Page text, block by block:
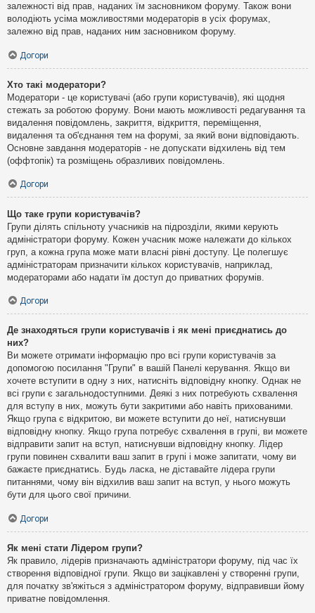
залежності від прав, наданих їм засновником форуму. Також вони
володіють усіма можливостями модераторів в усіх форумах,
залежно від прав, наданих ним засновником форуму.
Догори
Хто такі модератори?
Модератори - це користувачі (або групи користувачів), які щодня
стежать за роботою форуму. Вони мають можливості редагування та
видалення повідомлень, закриття, відкриття, переміщення,
видалення та об'єднання тем на форумі, за який вони відповідають.
Основне завдання модераторів - не допускати відхилень від тем
(оффтопік) та розміщень образливих повідомлень.
Догори
Що таке групи користувачів?
Групи ділять спільноту учасників на підрозділи, якими керують
адміністратори форуму. Кожен учасник може належати до кількох
груп, а кожна група може мати власні рівні доступу. Це полегшує
адміністраторам призначити кількох користувачів, наприклад,
модераторами або надати їм доступ до приватних форумів.
Догори
Де знаходяться групи користувачів і як мені приєднатись до
них?
Ви можете отримати інформацію про всі групи користувачів за
допомогою посилання "Групи" в вашій Панелі керування. Якщо ви
хочете вступити в одну з них, натисніть відповідну кнопку. Однак не
всі групи є загальнодоступними. Деякі з них потребують схвалення
для вступу в них, можуть бути закритими або навіть прихованими.
Якщо група є відкритою, ви можете вступити до неї, натиснувши
відповідну кнопку. Якщо група потребує схвалення в групі, ви можете
відправити запит на вступ, натиснувши відповідну кнопку. Лідер
групи повинен схвалити ваш запит в групі і може запитати, чому ви
бажаєте приєднатись. Будь ласка, не діставайте лідера групи
питаннями, чому він відхилив ваш запит на вступ, у нього можуть
бути для цього свої причини.
Догори
Як мені стати Лідером групи?
Як правило, лідерів призначають адміністратори форуму, під час їх
створення відповідної групи. Якщо ви зацікавлені у створенні групи,
для початку зв'яжіться з адміністратором форуму, відправивши йому
приватне повідомлення.